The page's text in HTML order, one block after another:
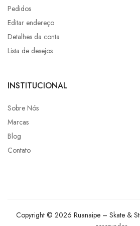
Pedidos
Editar endereço
Detalhes da conta
Lista de desejos
INSTITUCIONAL
Sobre Nós
Marcas
Blog
Contato
Copyright © 2026 Ruanaipe – Skate &